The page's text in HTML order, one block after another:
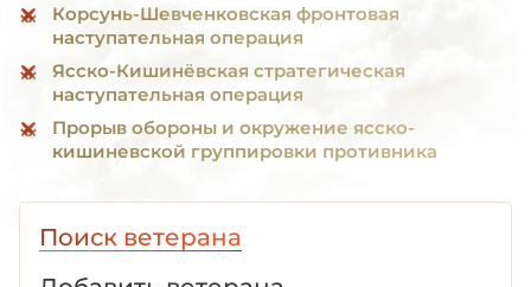
Корсунь-Шевченковская фронтовая
наступательная операция
Ясско-Кишинёвская стратегическая
наступательная операция
Прорыв обороны и окружение ясско-
кишиневской группировки противника
Поиск ветерана